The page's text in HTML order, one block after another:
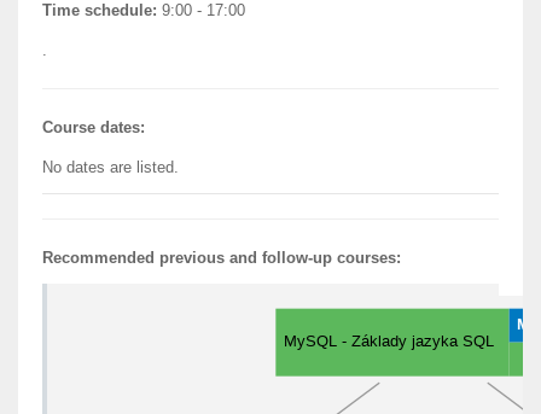
Time schedule: 9:00 - 17:00
.
Course dates:
No dates are listed.
Recommended previous and follow-up courses: